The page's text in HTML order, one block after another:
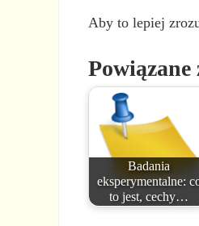
Aby to lepiej
Powiązane
Badania
eksperymentalne:
to jest, cechy…